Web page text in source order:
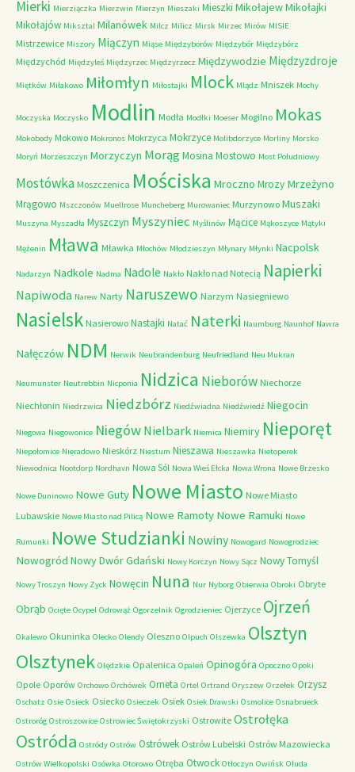
Mierki Mierziączka Mierzwin Mierzyn Mieszaki Mieszki MikołajewMikołajki
Mikołajów Miksztal Milanówek Milcz Milicz Mirsk Mirzec Mirów MISIE
Mistrzewice Miszory Miączyn Miąse Międzyborów Międzybór Międzybórz
Międzychód Międzyleś Międzyrzec Międzyrzecz Międzywodzie Międzyzdroje
Miętków Miłakowo Miłomłyn Miłostajki Mlock Mlądz Mniszek Mochy
Moczyska Moczysko Modlin Modła Modłki Moeser Mogilno Mokas
Mokobody Mokowo Mokronos Mokrzyca Mokrzyce Molibdorzyce Morliny Morsko
Moryń Morzeszczyn Morzyczyn MorągMosina Mostowo Most Południowy
Mostówka Moszczenica Mościska Mroczno Mrozy Mrzeżyno
Mrągowo Mszczonów Muellrose Muncheberg Murowaniec Murzynowo Muszaki
Muszyna Myszadła Myszczyn Myszyniec Myślinów Mącice Mąkoszyce Mątyki
Mężenin Mława Mławka Młochów Młodzieszyn Młynary Młynki Nacpolsk
Nadarzyn Nadkole Nadma Nadole Nakło Nakło nad Notecią Napierki
Napiwoda Narew Narty Naruszewo Narzym Nasiegniewo
Nasielsk Nasierowo Nastajki Natać Naterki Naumburg Naunhof Nawra
Nałęczów NDM Nerwik Neubrandenburg Neufriedland Neu Mukran
Neumunster Neutrebbin Nicponia Nidzica Nieborów Niechorze
Niechłonin Niedrzwica Niedzbórz Niedźwiadna Niedźwiedź Niegocin
Niegowa Niegowonice Niegów Nielbark Niemica Niemiry Nieporęt
Niepołomice Nieradowo Nieskórz Niestum Nieszawa Nieszawka Nietoperek
Niewodnica Nootdorp Nordhavn Nowa Sól Nowa Wieś Ełcka Nowa Wrona Nowe Brzesko
Nowe Duninowo Nowe Guty Nowe Miasto Nowe Miasto
Lubawskie Nowe Miasto nad Pilicą Nowe Ramoty Nowe Ramuki Nowe
Rumunki Nowe Studzianki Nowiny Nowogard Nowogrodziec
Nowogród Nowy Dwór Gdański Nowy Korczyn Nowy Sącz Nowy Tomyśl
Nowy Troszyn Nowy Zyck Nowęcin Nuna Nur Nyborg Obierwia Obroki Obryte
Obrąb Ocięte Ocypel Odrowąż Ogorzelnik Ogrodzieniec Ojerzyce Ojrzeń
Okalewo Okuninka Olecko Olendy Oleszno Olpuch Olszewka Olsztyn
Olsztynek Olędzkie Opalenica Opaleń Opinogóra Opoczno Opoki
Opole Oporów Orchowo Orchówek Orneta Ortel Ortrand Oryszew Orzełek Orzysz
Oschatz Osie Osieck Osiecko Osieczek Osiek Osiek Drawski Osmolice Osnabrueck
Ostroróg Ostroszowice Ostrowiec Świętokrzyski Ostrowite Ostrołęka
Ostróda Ostródy Ostrów Ostrówek Ostrów Lubelski Ostrów Mazowiecka
Ostrów Wielkopolski Osówka Otorowo Otręba Otwock Otłoczyn Owińsk Ołuda